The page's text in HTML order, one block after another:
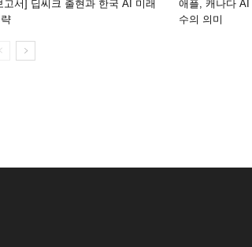
고서] 딥씨크 출현과 한국 AI 미래
애플, 캐나다 AI
수의 의미